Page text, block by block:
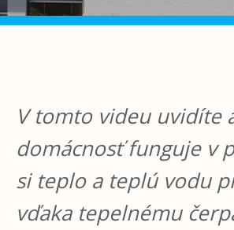
V tomto videu uvidíte
domácnosť funguje v
si teplo a teplú vodu
vďaka tepelnému